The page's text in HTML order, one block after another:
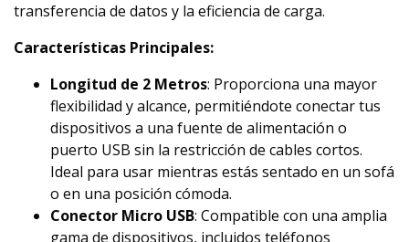
transferencia de datos y la eficiencia de carga.
Características Principales:
Longitud de 2 Metros: Proporciona una mayor
flexibilidad y alcance, permitiéndote conectar tus
dispositivos a una fuente de alimentación o
puerto USB sin la restricción de cables cortos.
Ideal para usar mientras estás sentado en un sofá
o en una posición cómoda.
Conector Micro USB: Compatible con una amplia
gama de dispositivos, incluidos teléfonos